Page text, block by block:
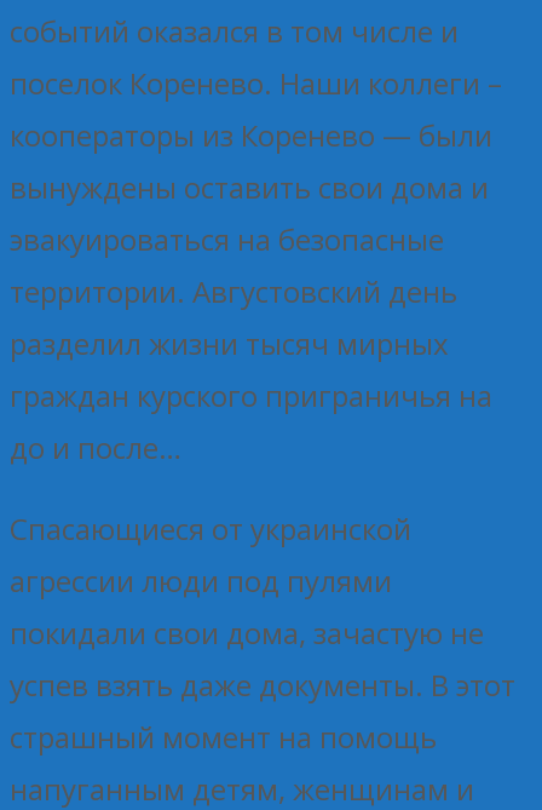
событий оказался в том числе и
поселок Коренево. Наши коллеги –
кооператоры из Коренево — были
вынуждены оставить свои дома и
эвакуироваться на безопасные
территории. Августовский день
разделил жизни тысяч мирных
граждан курского приграничья на
до и после…
Спасающиеся от украинской
агрессии люди под пулями
покидали свои дома, зачастую не
успев взять даже документы. В этот
страшный момент на помощь
напуганным детям, женщинам и